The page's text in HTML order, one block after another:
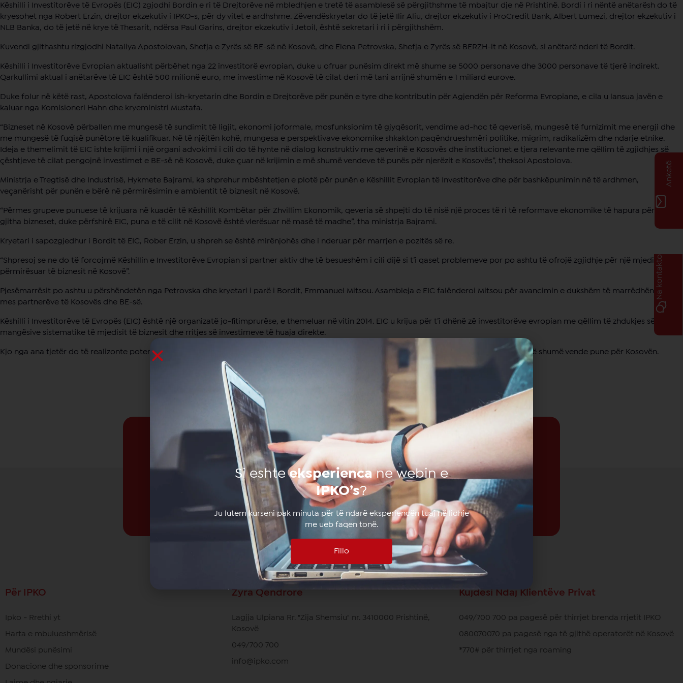
Këshilli i Investitorëve të Evropës (EIC) zgjodhi Bordin e ri të Drejtorëve në mbledhjen e tretë të asamblesë së përgjithshme të mbajtur dje në Prishtinë. Bordi i ri nëntë anëtarësh do të
kryesohet nga Robert Erzin, drejtor ekzekutiv i IPKO-s, për dy vitet e ardhshme. Zëvendëskryetar do të jetë Ilir Aliu, drejtor ekzekutiv i ProCredit Bank, Albert Lumezi, drejtor ekzekutiv i
NLB Banka, do të jetë në krye të Thesarit, ndërsa Paul Garins, drejtor ekzekutiv i Jetoil, është sekretari i ri i përgjithshëm.
Kuvendi gjithashtu rizgjodhi Nataliya Apostolovan, Shefja e Zyrës së BE-së në Kosovë, dhe Elena Petrovska, Shefja e Zyrës së BERZH-it në Kosovë, si anëtarë nderi të Bordit.
Këshilli i Investitorëve Evropian aktualisht përbëhet nga 22 investitorë evropian, duke u ofruar punësim direkt më shume se 5000 personave dhe 3000 personave të tjerë indirekt.
Qarkullimi aktual i anëtarëve të EIC është 500 milionë euro, me investime në Kosovë të cilat deri më tani arrijnë shumën e 1 miliard eurove.
Duke folur në këtë rast, Apostolova falënderoi ish-kryetarin dhe Bordin e Drejtorëve për punën e tyre dhe kontributin për Agjendën për Reforma Evropiane, e cila u lansua javën e
kaluar nga Komisioneri Hahn dhe kryeministri Mustafa.
“Bizneset në Kosovë përballen me mungesë të sundimit të ligjit, ekonomi joformale, mosfunksionim të gjyqësorit, vendime ad-hoc të qeverisë, mungesë të furnizimit me energji dhe
me mungesë të fuqisë punëtore të kualifikuar. Në të njëjtën kohë, mungesa e perspektivave ekonomike shkakton paqëndrueshmëri politike, migrim, radikalizëm dhe ndarje etnike.
Ideja e themelimit të EIC ishte krijimi i një organi advokimi i cili do të hynte në dialog konstruktiv me qeverinë e Kosovës dhe institucionet e tjera relevante me qëllim të zgjidhjes së
çështjeve të cilat pengojnë investimet e BE-së në Kosovë, duke çuar në krijimin e më shumë vendeve të punës për njerëzit e Kosovës”, theksoi Apostolova.
Ministrja e Tregtisë dhe Industrisë, Hykmete Bajrami, ka shprehur mbështetjen e plotë për punën e Këshillit Evropian të Investitorëve dhe për bashkëpunimin në të ardhmen,
veçanërisht për punën e bërë në përmirësimin e ambientit të biznesit në Kosovë.
“Përmes grupeve punuese të krijuara në kuadër të Këshillit Kombëtar për Zhvillim Ekonomik, qeveria së shpejti do të nisë një proces të ri të reformave ekonomike të hapura për të
gjitha bizneset, duke përfshirë EIC, puna e të cilit në Kosovë është vlerësuar në masë të madhe”, tha ministrja Bajrami.
Kryetari i sapozgjedhur i Bordit të EIC, Rober Erzin, u shpreh se është mirënjohës dhe i nderuar për marrjen e pozitës së re.
“Shpresoj se ne do të forcojmë Këshillin e Investitorëve Evropian si partner aktiv dhe të besueshëm i cili dijë si t’i qaset problemeve por po ashtu të ofrojë zgjidhje për një mjedis të
përmirësuar të biznesit në Kosovë”.
Pjesëmarrësit po ashtu u përshëndetën nga Petrovska dhe kryetari i parë i Bordit, Emmanuel Mitsou. Asambleja e EIC falënderoi Mitsou për avancimin e dukshëm të marrëdhënieve
mes partnerëve të Kosovës dhe BE-së.
Këshilli i Investitorëve të Evropës (EIC) është një organizatë jo-fitimprurëse, e themeluar në vitin 2014. EIC u krijua për t’i dhënë zë investitorëve evropian me qëllim të zhdukjes së
mangësive sistematike të mjedisit të biznesit dhe rritjes së investimeve të huaja direkte.
Kjo nga ana tjetër do të realizonte potencialin e Kosovës duke krijuar konkurrencë dhe kapacitet për qytetarët dhe bizneset dhe duke krijuar më shumë vende pune për Kosovën.
Prano të rejat nga IPKO
Subscribe
Për IPKO
Ipko - Rrethi yt
Harta e mbulueshmërisë
Mundësi punësimi
Donacione dhe sponsorime
Zyra Qendrore
Lagjja Ulpiana Rr. "Zija Shemsiu" nr. 3410000 Prishtinë,
Kosovë
049/700 700
info@ipko.com
Kujdesi Ndaj Klientëve Privat
049/700 700 pa pagesë për thirrjet brenda rrjetit IPKO
080070070 pa pagesë nga të gjithë operatorët në Kosovë
*770# për thirrjet nga roaming
Anketë
Na kontakto
Si eshteeksperiencane webin e
IPKO’s?
Ju lutem kurseni pak minuta për të ndarë eksperiencën tuaj në lidhje
me ueb faqen tonë.
Fillo